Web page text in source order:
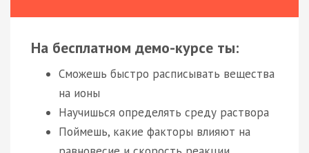
На бесплатном демо-курсе ты:
Сможешь быстро расписывать вещества
на ионы
Научишься определять среду раствора
Поймешь, какие факторы влияют на